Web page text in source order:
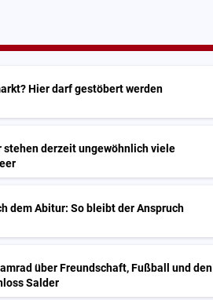
Hier darf gestöbert werden
stehen derzeit ungewöhnlich viele
dem Abitur: So bleibt der Anspruch
über Freundschaft, Fußball und den
Salder